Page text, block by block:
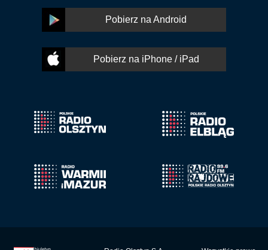
Pobierz na Android
Pobierz na iPhone / iPad